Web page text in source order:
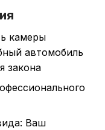
камеры
автомобиль
закона
Ваш